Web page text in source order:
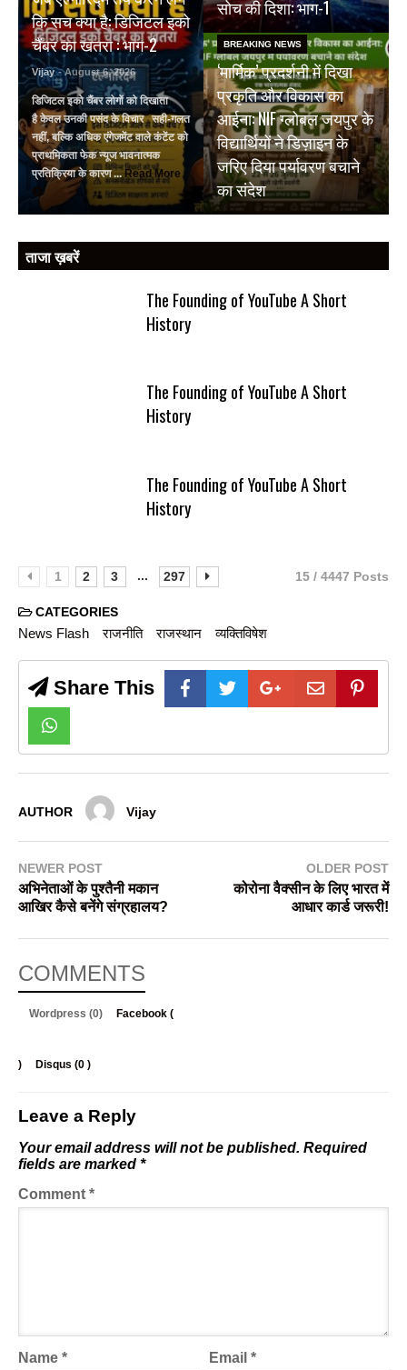
कि सच क्या है: डिजिटल इको
चैंबर का खतरा : भाग-2
Vijay - August 6, 2026
डिजिटल इको चैंबर लोगों को दिखाता
है केवल उनकी पसंद के विचार सही-गलत
नहीं, बल्कि अधिक एंगेजमेंट वाले कंटेंट को
प्राथमिकता फेक न्यूज भावनात्मक
प्रतिक्रिया के कारण ... Read More
सोच की दिशा: भाग-1
BREAKING NEWS
‘मार्मिक’ प्रदर्शनी में दिखा
प्रकृति और विकास का
आईना: NIF ग्लोबल जयपुर के
विद्यार्थियों ने डिज़ाइन के
जरिए दिया पर्यावरण बचाने
का संदेश
ताजा ख़बरें
The Founding of YouTube A Short
History
The Founding of YouTube A Short
History
The Founding of YouTube A Short
History
1 2 3 ... 297 15 / 4447 Posts
CATEGORIES
News Flash राजनीति राजस्थान व्यक्तिविषेश
Share This
AUTHOR Vijay
NEWER POST
अभिनेताओं के पुश्तैनी मकान
आखिर कैसे बनेंगे संग्रहालय?
OLDER POST
कोरोना वैक्सीन के लिए भारत में
आधार कार्ड जरूरी!
COMMENTS
Wordpress (0) Facebook (
) Disqus (0 )
Leave a Reply
Your email address will not be published. Required
fields are marked *
Comment *
Name * Email*